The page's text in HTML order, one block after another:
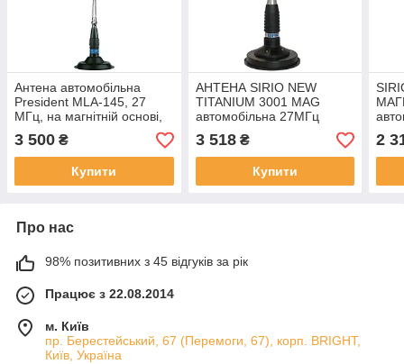
Антена автомобільна
President MLA-145, 27
МГц, на магнітній основі,
1,5 м
3 500 ₴
Купити
АНТЕНА SIRIO NEW
TITANIUM 3001 MAG
автомобільна 27МГц
(1485 мм, магніт діаметр
127 мм)
3 518₴
Купити
2
Про нас
98% позитивних з 45 відгуків за рік
Працює з 22.08.2014
м. Київ
пр. Берестейський, 67 (Перемоги, 67), корп. ВRIGHT,
Київ, Україна